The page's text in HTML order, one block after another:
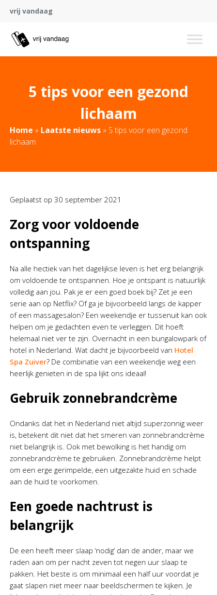
vrij vandaag
5 tips voor een gezond
lichaam
Home » Laatste nieuws » 5 tips voor een gezond
lichaam
Geplaatst op 30 september 2021
Zorg voor voldoende
ontspanning
Na alle hectiek van het dagelijkse leven is het erg belangrijk
om voldoende te ontspannen. Hoe je ontspant is natuurlijk
volledig aan jou. Pak je er een goed boek bij? Zet je een
serie aan op Netflix? Of ga je bijvoorbeeld langs de kapper
of een massagesalon? Een weekendje er tussenuit kan ook
helpen om je gedachten even te verleggen. Dit hoeft
helemaal niet ver te zijn. Overnacht in een bungalowpark of
hotel in Nederland. Wat dacht je bijvoorbeeld van Hotel
Spa Zuiver? De combinatie van een weekendje weg een
heerlijk genieten in de spa lijkt ons ideaal!
Gebruik zonnebrandcrème
Ondanks dat het in Nederland niet altijd superzonnig weer
is, betekent dit niet dat het smeren van zonnebrandcrème
niet belangrijk is. Ook met bewolking is het handig om
zonnebrandcrème te gebruiken. Zonnebrandcrème helpt
om een erge gerimpelde, een uitgezakte huid en schade
aan de huid te voorkomen.
Een goede nachtrust is
belangrijk
De een heeft meer slaap ‘nodig’ dan de ander, maar we
raden aan om per nacht zeven tot negen uur slaap te
pakken. Het beste is om minimaal een half uur voordat je
gaat slapen niet meer naar beeldschermen te kijken. Je